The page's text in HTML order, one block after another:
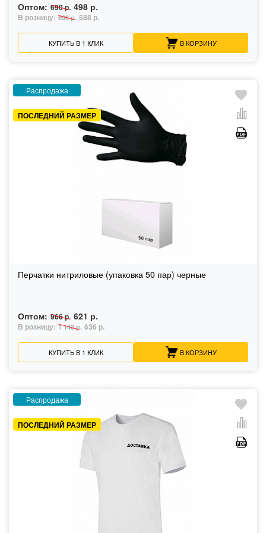
Оптом: 690 р. 498 р.
В розницу: 690 р. 588 р.
КУПИТЬ В 1 КЛИК В КОРЗИНУ
Распродажа
ПОСЛЕДНИЙ РАЗМЕР
Перчатки нитриловые (упаковка 50 пар) черные
Оптом: 966 р. 621 р.
В розницу: 1 143 р. 636 р.
КУПИТЬ В 1 КЛИК В КОРЗИНУ
Распродажа
ПОСЛЕДНИЙ РАЗМЕР